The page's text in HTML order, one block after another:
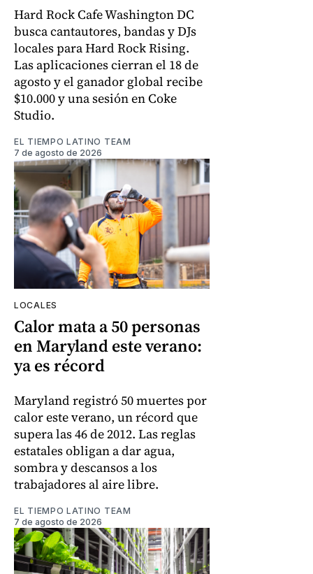
Hard Rock Cafe Washington DC
busca cantautores, bandas y DJs
locales para Hard Rock Rising.
Las aplicaciones cierran el 18 de
agosto y el ganador global recibe
$10.000 y una sesión en Coke
Studio.
EL TIEMPO LATINO TEAM
7 de agosto de 2026
LOCALES
Calor mata a 50 personas
en Maryland este verano:
ya es récord
Maryland registró 50 muertes por
calor este verano, un récord que
supera las 46 de 2012. Las reglas
estatales obligan a dar agua,
sombra y descansos a los
trabajadores al aire libre.
EL TIEMPO LATINO TEAM
7 de agosto de 2026